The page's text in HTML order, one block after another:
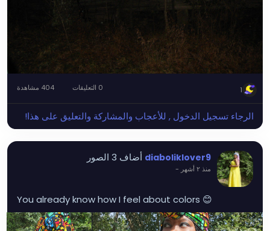
1
الرجاء تسجيل الدخول , للأعجاب والمشاركة والتعليق على هذا!
diaboliklover9 أضاف 3 الصور
منذ ٢ أشهر -
You already know how I feel about colors 😊